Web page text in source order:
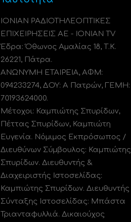
ΙΟΝΙΑΝ ΡΑΔΙΟΤΗΛΕΟΠΤΙΚΕΣ
ΕΠΙΧΕΙΡΗΣΕΙΣ ΑΕ - IONIAN TV
Έδρα: Όθωνος Αμαλίας 18, Τ.Κ.
26221, Πάτρα.
ΑΝΩΝΥΜΗ ΕΤΑΙΡΕΙΑ, ΑΦΜ:
094233274, ΔΟΥ: A Πατρών, ΓΕΜΗ:
70193624000.
Μέτοχοι: Καμπιώτης Σπυρίδων,
Πέττας Σπυρίδων, Καμπιώτη
Ευγενία. Νόμιμος Εκπρόσωπος /
Διευθύνων Σύμβουλος: Καμπιώτης
Σπυρίδων. Διευθυντής &
Διαχειριστής Ιστοσελίδας:
Καμπιώτης Σπυρίδων. Διευθυντής
Σύνταξης Ιστοσελίδας: Μπάστα
Τριανταφυλλιά. Δικαιούχος